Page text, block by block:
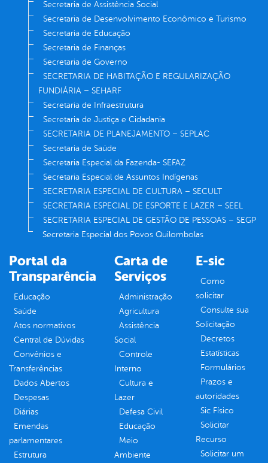
Secretaria de Assistência Social
Secretaria de Desenvolvimento Econômico e Turismo
Secretaria de Educação
Secretaria de Finanças
Secretaria de Governo
SECRETARIA DE HABITAÇÃO E REGULARIZAÇÃO
FUNDIÁRIA – SEHARF
Secretaria de Infraestrutura
Secretaria de Justiça e Cidadania
SECRETARIA DE PLANEJAMENTO – SEPLAC
Secretaria de Saúde
Secretaria Especial da Fazenda- SEFAZ
Secretaria Especial de Assuntos Indígenas
SECRETARIA ESPECIAL DE CULTURA – SECULT
SECRETARIA ESPECIAL DE ESPORTE E LAZER – SEEL
SECRETARIA ESPECIAL DE GESTÃO DE PESSOAS – SEGP
Secretaria Especial dos Povos Quilombolas
Portal da
Transparência
Educação
Saúde
Atos normativos
Central de Dúvidas
Convênios e
Transferências
Dados Abertos
Despesas
Diárias
Emendas
parlamentares
Estrutura
Carta de
Serviços
Administração
Agricultura
Assistência
Social
Controle
Interno
Cultura e
Lazer
Defesa Civil
Educação
Meio
Ambiente
E-sic
Como
solicitar
Consulte sua
Solicitação
Decretos
Estatísticas
Formulários
Prazos e
autoridades
Sic Físico
Solicitar
Recurso
Solicitar um